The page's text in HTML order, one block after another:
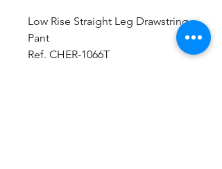
Low Rise Straight Leg Drawstring
Pant
Ref. CHER-1066T